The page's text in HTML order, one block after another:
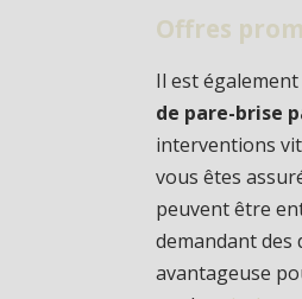
Offres
Il est
de pare-brise
interventions
vous êtes
peuvent être
demandant des
avantageuse